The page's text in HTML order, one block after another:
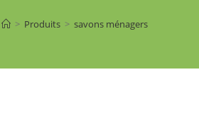
> Produits > savons ménagers